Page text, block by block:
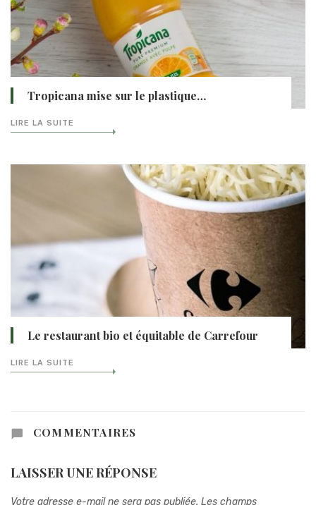
Tropicana mise sur le plastique…
LIRE LA SUITE
Le restaurant bio et équitable de Carrefour
LIRE LA SUITE
COMMENTAIRES
LAISSER UNE RÉPONSE
Votre adresse e-mail ne sera pas publiée. Les champs